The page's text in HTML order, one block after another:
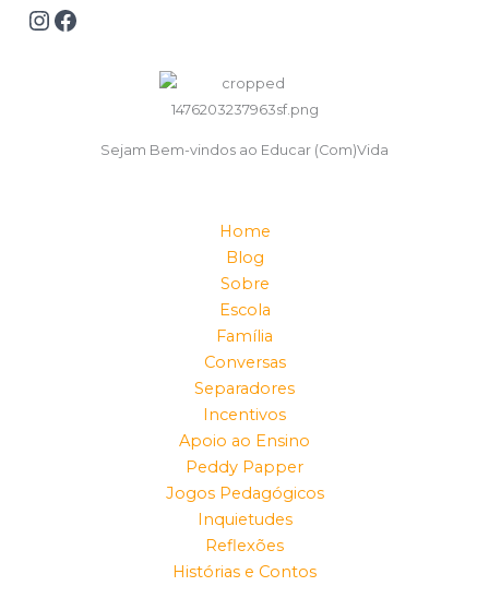
Sejam Bem-vindos ao Educar (Com)Vida
Home
Blog
Sobre
Escola
Família
Conversas
Separadores
Incentivos
Apoio ao Ensino
Peddy Papper
Jogos Pedagógicos
Inquietudes
Reflexões
Histórias e Contos